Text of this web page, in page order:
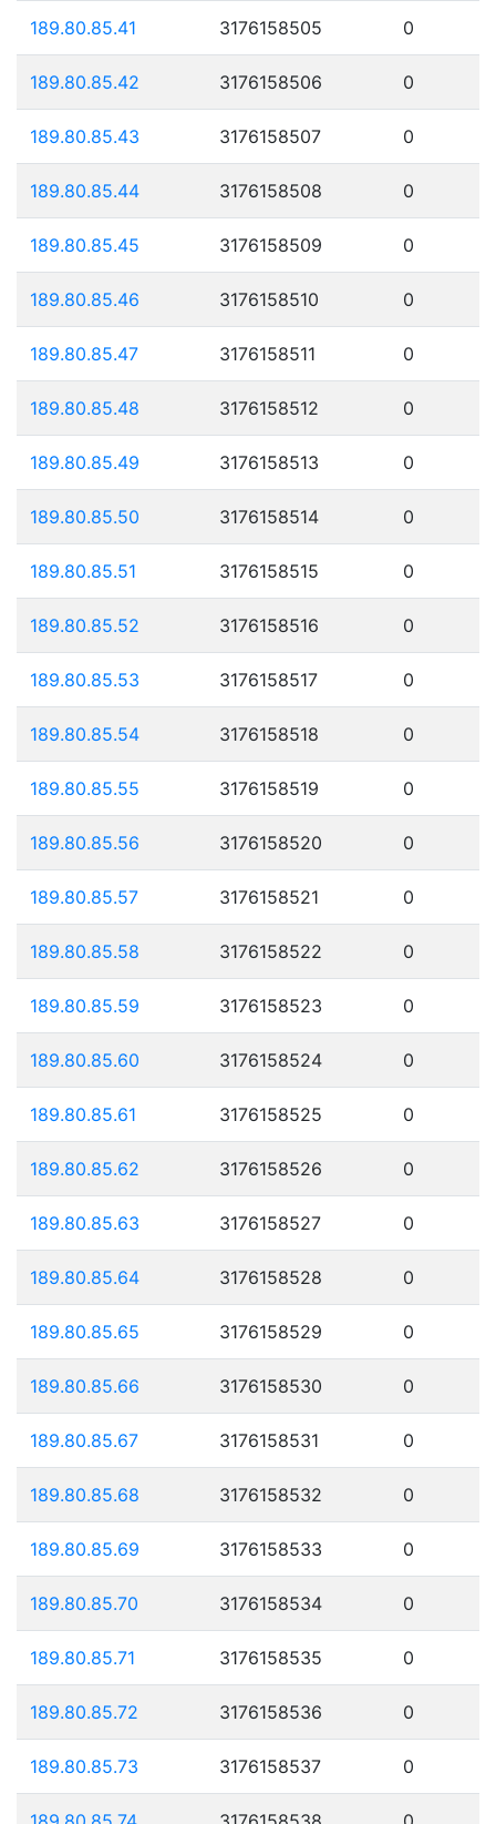
189.80.85.41 3176158505 0
189.80.85.42 3176158506 0
189.80.85.43 3176158507 0
189.80.85.44 3176158508 0
189.80.85.45 3176158509 0
189.80.85.46 3176158510 0
189.80.85.47 3176158511 0
189.80.85.48 3176158512 0
189.80.85.49 3176158513 0
189.80.85.50 3176158514 0
189.80.85.51 3176158515 0
189.80.85.52 3176158516 0
189.80.85.53 3176158517 0
189.80.85.54 3176158518 0
189.80.85.55 3176158519 0
189.80.85.56 3176158520 0
189.80.85.57 3176158521 0
189.80.85.58 3176158522 0
189.80.85.59 3176158523 0
189.80.85.60 3176158524 0
189.80.85.61 3176158525 0
189.80.85.62 3176158526 0
189.80.85.63 3176158527 0
189.80.85.64 3176158528 0
189.80.85.65 3176158529 0
189.80.85.66 3176158530 0
189.80.85.67 3176158531 0
189.80.85.68 3176158532 0
189.80.85.69 3176158533 0
189.80.85.70 3176158534 0
189.80.85.71 3176158535 0
189.80.85.72 3176158536 0
189.80.85.73 3176158537 0